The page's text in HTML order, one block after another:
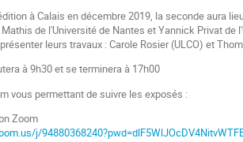
à Calais en décembre 2019, la seconde aura
de l'Université de Nantes et Yannick Privat
leurs travaux : Carole Rosier (ULCO) et
à 9h30 et se terminera à 17h00
vous permettant de suivre les exposés :
Zoom
j/